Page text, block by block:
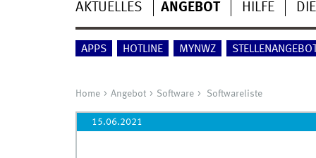
AKTUELLES ANGEBOT HILFE
APPS HOTLINE MYNWZ
Home Angebot Software Softwareliste
15.06.2021